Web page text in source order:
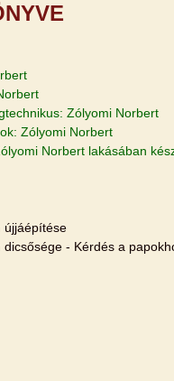
Zólyomi Norbert
Zólyomi Norbert
Norbert lakásában
újjáépítése
dicsősége - Kérdés a